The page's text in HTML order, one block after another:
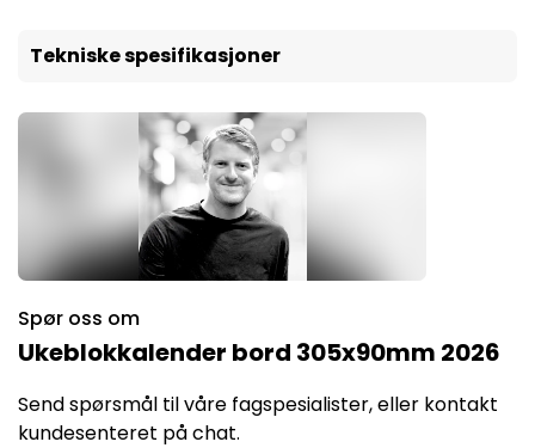
Tekniske spesifikasjoner
Spør oss om
Ukeblokkalender bord 305x90mm 2026
Send spørsmål til våre fagspesialister, eller kontakt
kundesenteret på chat.